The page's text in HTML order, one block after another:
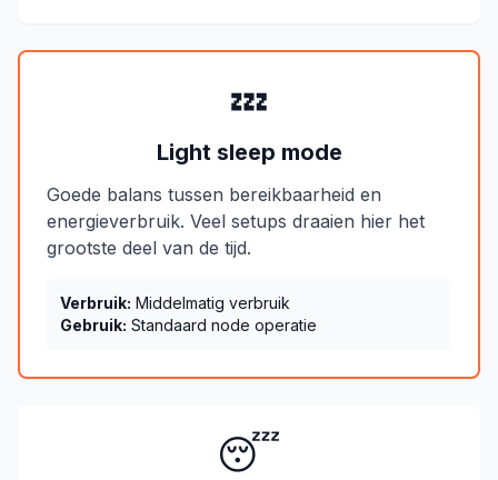
💤
Light sleep mode
Goede balans tussen bereikbaarheid en
energieverbruik. Veel setups draaien hier het
grootste deel van de tijd.
Verbruik: Middelmatig verbruik
Gebruik: Standaard node operatie
😴